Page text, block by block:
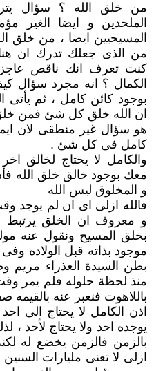
من خلق الله ؟ سؤال
الملحدين و ايضا الغير
المسيحيين ايضا ، من خلق
من الذى جعلك تدرك ان
كنت تعرف انك ناقص
الكمال ؟ انه مجرد سؤال
بوجود كائن كامل ، ثم يأتى
ان الله خلق كل شئ فمن
هو سؤال غير منطقى لان
كامل فى كل شئ .
والكامل لا يحتاج لخالق
معك بوجود خالق خلق الله
و المخلوق ليس الله
فالله ازلى اى ان لم يوجد
و معروف ان الخلق يرتبط
بخلق المسيح ونقول عنه
موجود بذاته قبل الولاده
بطن السيدة العذراء مريم
منذ لحظة حلوله فلم يمر
باللاهوت فنعبر عنه بالقيمه
اذن الكامل لا يحتاج الى
يوجده احد ولا يحتاج لأحد ،
بالزمن فالزمن يخضع له
ازلى لا تعنى مليارات